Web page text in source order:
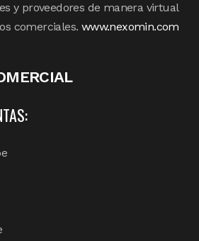
y proveedores de manera virtual
comerciales. www.nexomin.com